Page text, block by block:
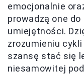
emocjonalnie
prowadzą one
umiejętności.
zrozumieniu
szansę stać się
niesamowitej